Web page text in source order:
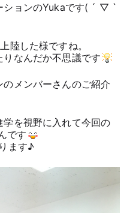
ションのYukaです( ´ ▽ `
陸した様ですね。
なんだか不思議です
メンバーさんのご紹介
を視野に入れて今回の
です
ます♪